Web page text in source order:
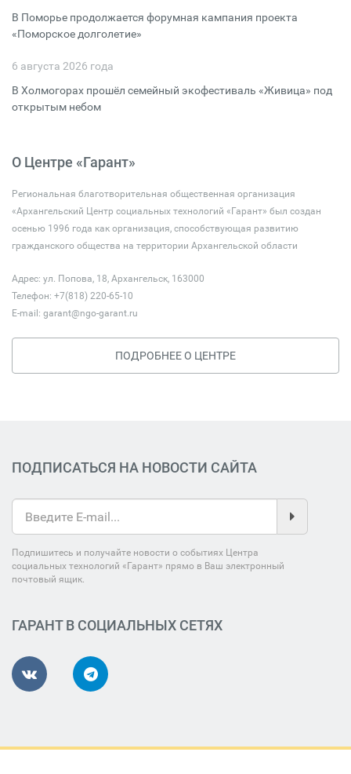
В Поморье продолжается форумная кампания проекта
«Поморское долголетие»
6 августа 2026 года
В Холмогорах прошёл семейный экофестиваль «Живица» под
открытым небом
О Центре «Гарант»
Региональная благотворительная общественная организация
«Архангельский Центр социальных технологий «Гарант» был создан
осенью 1996 года как организация, способствующая развитию
гражданского общества на территории Архангельской области
Адрес: ул. Попова, 18, Архангельск, 163000
Телефон: +7(818) 220-65-10
E-mail: garant@ngo-garant.ru
ПОДРОБНЕЕ О ЦЕНТРЕ
ПОДПИСАТЬСЯ НА НОВОСТИ САЙТА
Подпишитесь и получайте новости о событиях Центра
социальных технологий «Гарант» прямо в Ваш электронный
почтовый ящик.
ГАРАНТ В СОЦИАЛЬНЫХ СЕТЯХ